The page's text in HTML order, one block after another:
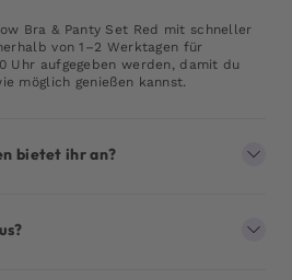
Bra & Panty Set Red mit schneller
von 1–2 Werktagen für
Uhr aufgegeben werden, damit du
möglich genießen kannst.
bietet ihr an?